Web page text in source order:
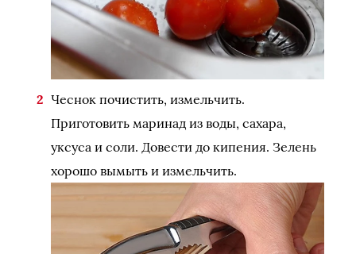
Чеснок почистить, измельчить.
Приготовить маринад из воды, сахара,
уксуса и соли. Довести до кипения. Зелень
хорошо вымыть и измельчить.